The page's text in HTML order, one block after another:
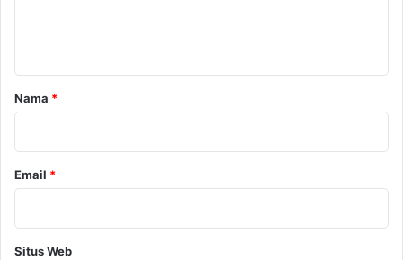
r
Nama *
Email *
Situs Web